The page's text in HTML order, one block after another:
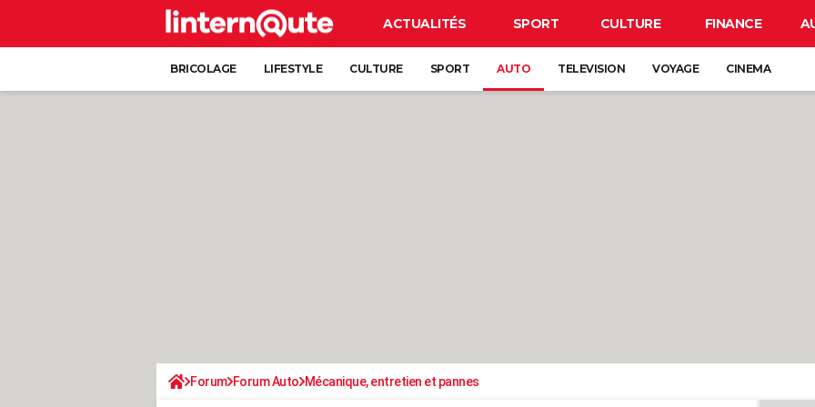
ACTUALITÉS SPORT CULTURE FINANCE
BRICOLAGE LIFESTYLE CULTURE SPORT AUTO TELEVISION VOYAGE CINEMA
Forum Forum Auto Mécanique, entretien et pannes